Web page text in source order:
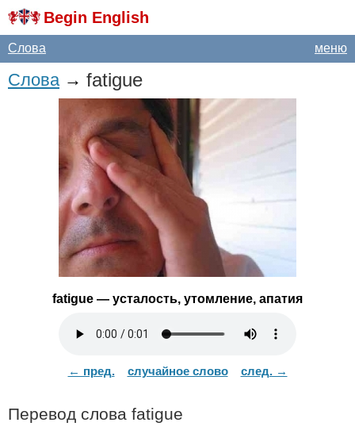
Begin English
меню
Слова
Слова→ fatigue
fatigue — усталость, утомление, апатия
← пред. случайное слово след. →
Перевод слова fatigue